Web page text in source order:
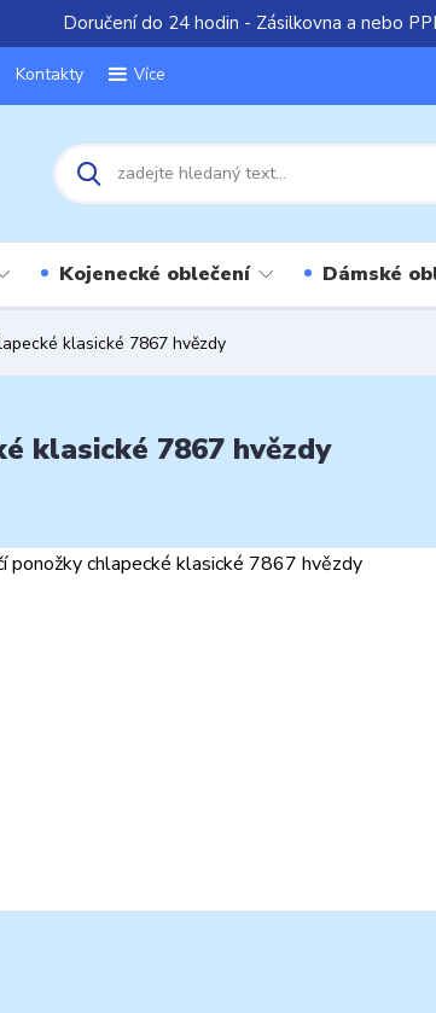
Doručení do 24 hodin - Zásilkovna a nebo
Kontakty Více
Kojenecké oblečení Dámské
klasické 7867 hvězdy
klasické 7867 hvězdy